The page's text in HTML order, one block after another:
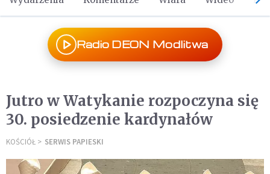
Radio DEON Modlitwa
Jutro w Watykanie rozpoczyna się
30. posiedzenie kardynałów
KOŚCIÓŁ SERWIS PAPIESKI